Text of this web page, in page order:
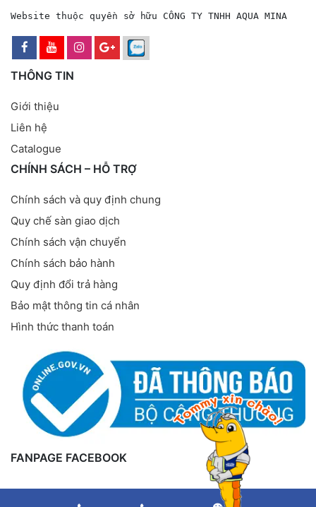
Website thuộc quyền sở hữu CÔNG TY TNHH AQUA MINA
THÔNG TIN
Giới thiệu
Liên hệ
Catalogue
CHÍNH SÁCH – HỖ TRỢ
Chính sách và quy định chung
Quy chế sàn giao dịch
Chính sách vận chuyển
Chính sách bảo hành
Quy định đổi trả hàng
Bảo mật thông tin cá nhân
Hình thức thanh toán
FANPAGE FACEBOOK